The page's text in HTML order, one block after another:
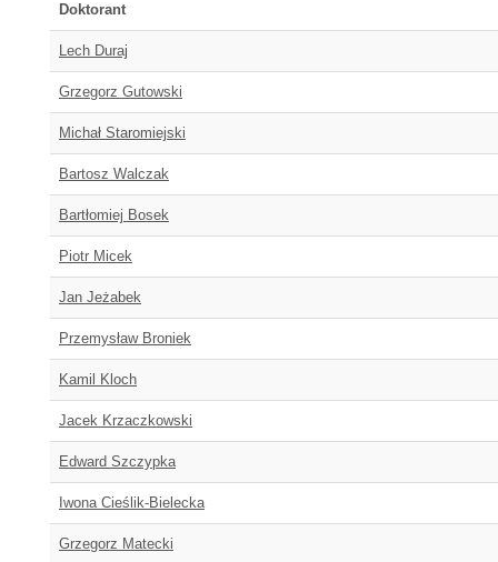
Doktorant
Lech Duraj
Grzegorz Gutowski
Michał Staromiejski
Bartosz Walczak
Bartłomiej Bosek
Piotr Micek
Jan Jeżabek
Przemysław Broniek
Kamil Kloch
Jacek Krzaczkowski
Edward Szczypka
Iwona Cieślik-Bielecka
Grzegorz Matecki